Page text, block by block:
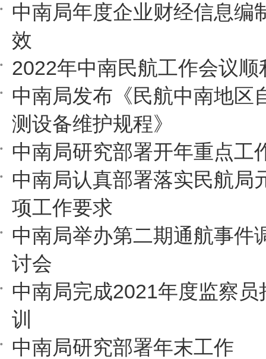
中南局年度企业财经信息编
效
2022年中南民航工作会议顺
中南局发布《民航中南地区
测设备维护规程》
中南局研究部署开年重点工
中南局认真部署落实民航局
项工作要求
中南局举办第二期通航事件
讨会
中南局完成2021年度监察员
训
中南局研究部署年末工作